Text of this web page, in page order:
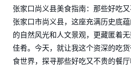
张家口尚义县美食指南：那些好吃
张家口市尚义县，这座充满历史底
的自然风光和人文景观，更藏匿着
佳肴。今天，就让我这个资深的吃
食世界，探寻那些好吃又不贵的餐厅